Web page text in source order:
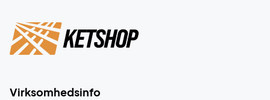
Virksomhedsinfo